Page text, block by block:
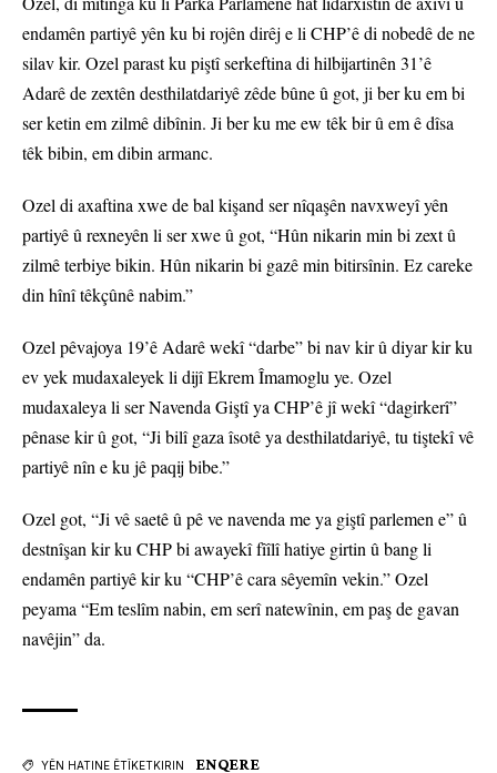
endamên partiyê yên ku bi rojên dirêj e li CHP’ê di nobedê de ne
silav kir. Ozel parast ku piştî serkeftina di hilbijartinên 31’ê
Adarê de zextên desthilatdariyê zêde bûne û got, ji ber ku em bi
ser ketin em zilmê dibînin. Ji ber ku me ew têk bir û em ê dîsa
têk bibin, em dibin armanc.
Ozel di axaftina xwe de bal kişand ser nîqaşên navxweyî yên
partiyê û rexneyên li ser xwe û got, “Hûn nikarin min bi zext û
zilmê terbiye bikin. Hûn nikarin bi gazê min bitirsînin. Ez careke
din hînî têkçûnê nabim.”
Ozel pêvajoya 19’ê Adarê wekî “darbe” bi nav kir û diyar kir ku
ev yek mudaxaleyek li dijî Ekrem Îmamoglu ye. Ozel
mudaxaleya li ser Navenda Giştî ya CHP’ê jî wekî “dagirkerî”
pênase kir û got, “Ji bilî gaza îsotê ya desthilatdariyê, tu tiştekî vê
partiyê nîn e ku jê paqij bibe.”
Ozel got, “Ji vê saetê û pê ve navenda me ya giştî parlemen e” û
destnîşan kir ku CHP bi awayekî fîîlî hatiye girtin û bang li
endamên partiyê kir ku “CHP’ê cara sêyemîn vekin.” Ozel
peyama “Em teslîm nabin, em serî natewînin, em paş de gavan
navêjin” da.
YÊN HATINE ÊTÎKETKIRIN ENQERE